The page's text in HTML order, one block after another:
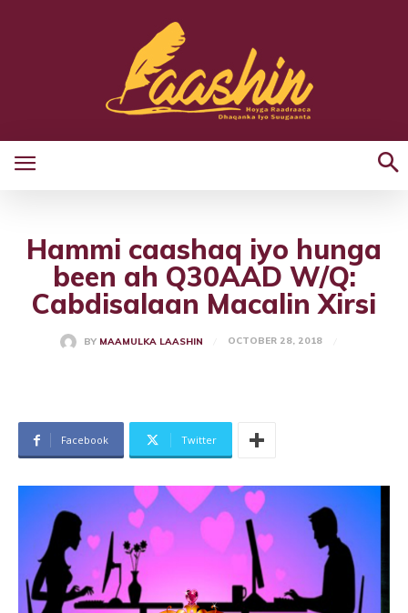
Hammi caashaq iyo hunga
been ah Q30AAD W/Q:
Cabdisalaan Macalin Xirsi
BY MAAMULKA LAASHIN OCTOBER 28, 2018
Facebook Twitter